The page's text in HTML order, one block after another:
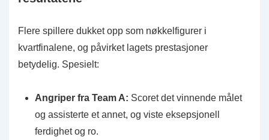
Flere spillere dukket opp som nøkkelfigurer i
kvartfinalene, og påvirket lagets prestasjoner
betydelig. Spesielt:
Angriper fra Team A: Scoret det vinnende målet
og assisterte et annet, og viste eksepsjonell
ferdighet og ro.